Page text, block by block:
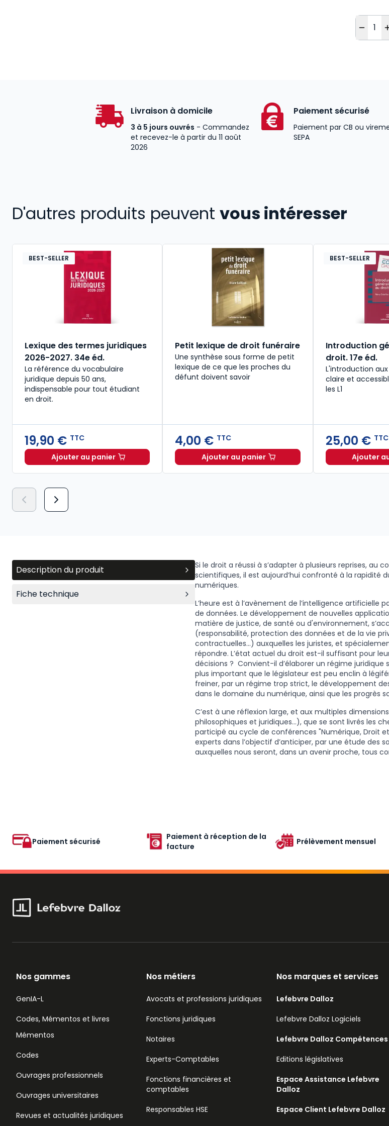
Quantité
Livraison à domicile
3 à 5 jours ouvrés - Commandez
et recevez-le à partir du 11 août
2026
Paiement sécurisé
Paiement par CB ou
SEPA
D'autres produits peuvent vous intéresser
BEST-SELLER
Lexique des termes juridiques
2026-2027. 34e éd.
La référence du vocabulaire
juridique depuis 50 ans,
indispensable pour tout étudiant
en droit.​
19,90 € TTC
Ajouter au panierLexique des termes juridiques 2026-2027. 34e éd. à 19,90 € TTC
Petit lexique de droit funéraire
Une synthèse sous forme de petit
lexique de ce que les proches du
défunt doivent savoir
4,00 € TTC
Ajouter au panierPetit lexique de droit funéraire à 4,00 €
BEST-SELLER
Introduction
droit. 17e éd.
L'introduction
claire et
les L1
25,00 € TTC
Ajouter
Description du produit
Fiche technique
Si le droit a réussi à s’adapter à plusieurs reprises, au
scientifiques, il est aujourd’hui confronté à la rapidité
numériques.
L’heure est à l’avènement de l’intelligence artificielle
de données. Le développement de nouvelles
matière de justice, de santé ou d'environnement,
(responsabilité, protection des données et de la vie
contractuelles…) auxquelles les juristes, et
répondre. L’état actuel du droit est-il suffisant pour
décisions ? Convient-il d’élaborer un régime
plus important que le législateur est peu enclin à
freiner, par un régime trop strict, le développement
dans le domaine du numérique, ainsi que les progrès
C’est à une réflexion large, et aux multiples
philosophiques et juridiques…), que se sont livrés les
participé au cycle de conférences "Numérique, Droit
experts dans l’objectif d’anticiper, par une étude des
auxquelles nous seront, dans un avenir proche, tous
Paiement sécurisé
Paiement à réception de la
facture
Prélèvement mensuel
Nos gammes
GenIA-L
Codes, Mémentos et livres
Mémentos
Codes
Ouvrages professionnels
Ouvrages universitaires
Revues et actualités juridiques
Nos métiers
Avocats et professions juridiques
Fonctions juridiques
Notaires
Experts-Comptables
Fonctions financières et
comptables
Responsables HSE
Nos marques et services
Lefebvre Dalloz
Lefebvre Dalloz Logiciels
Lefebvre Dalloz Compétences
Editions législatives
Espace Assistance Lefebvre
Dalloz
Espace Client Lefebvre Dalloz